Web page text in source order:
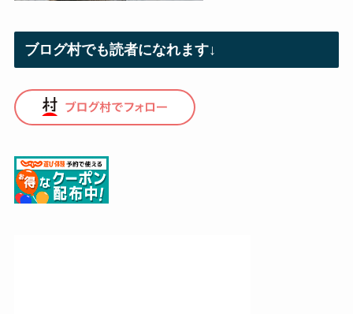
ブログ村でも読者になれます↓